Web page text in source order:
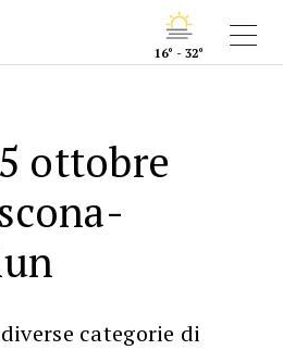
16° - 32°
ottobre
categorie di